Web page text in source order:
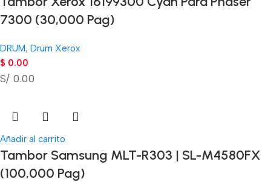
7300 (30,000 Pag)
DRUM, Drum Xerox
$ 0.00
S/ 0.00
Añadir al carrito
Tambor Samsung MLT-R303 | SL-M4580FX
(100,000 Pag)